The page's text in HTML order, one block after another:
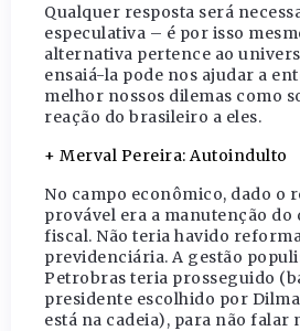
Qualquer resposta será
especulativa – é por isso
alternativa pertence ao
ensaiá-la pode nos ajudar a
melhor nossos dilemas como
reação do brasileiro a eles.
+ Merval Pereira: Autoindulto
No campo econômico, dado o
provável era a manutenção
fiscal. Não teria havido
previdenciária. A gestão
Petrobras teria prosseguido
presidente escolhido por
está na cadeia), para não falar